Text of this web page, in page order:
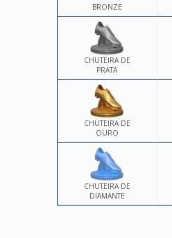
BRONZE
CHUTEIRA DE
PRATA
CHUTEIRA DE
OURO
CHUTEIRA DE
DIAMANTE